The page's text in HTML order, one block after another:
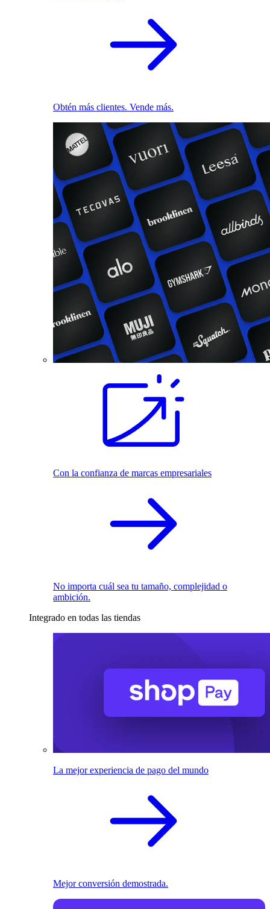
Obtén más clientes. Vende más.
Con la confianza de marcas empresariales
No importa cuál sea tu tamaño, complejidad o
ambición.
Integrado en todas las tiendas
La mejor experiencia de pago del mundo
Mejor conversión demostrada.